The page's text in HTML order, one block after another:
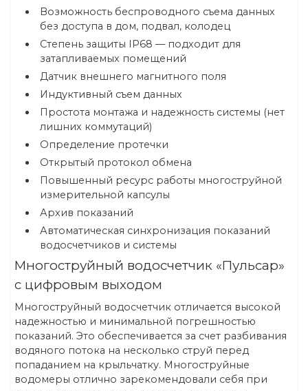
Возможность беспроводного съема данных
без доступа в дом, подвал, колодец
Степень защиты IP68 — подходит для
затапливаемых помещений
Датчик внешнего магнитного поля
Индуктивный съем данных
Простота монтажа и надежность системы (нет
лишних коммутаций)
Определение протечки
Открытый протокол обмена
Повышенный ресурс работы многоструйной
измерительной капсулы
Архив показаний
Автоматическая синхронизация показаний
водосчетчиков и системы
Многоструйный водосчетчик «Пульсар»
с цифровым выходом
Многоструйный водосчетчик отличается высокой
надежностью и минимальной погрешностью
показаний. Это обеспечивается за счет разбивания
водяного потока на несколько струй перед
попаданием на крыльчатку. Многоструйные
водомеры отлично зарекомендовали себя при